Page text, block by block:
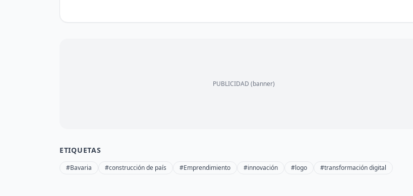
PUBLICIDAD (banner)
ETIQUETAS
#Bavaria #construcción de país #Emprendimiento #innovación #logo #transformación digital